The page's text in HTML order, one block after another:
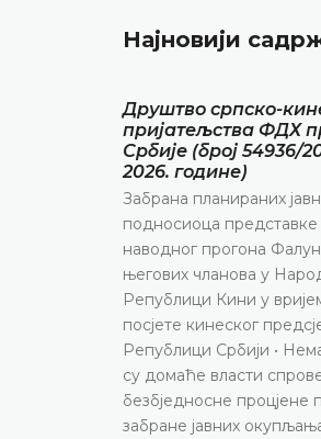
Најновији
Друштво српско-
пријатељства ФДХ
Србије (број 54936/
2026. године)
Забрана планираних
подносиоца представке
наводног прогона Фалун
његових чланова у
Републици Кини у
посјете кинеског
Републици Србији •
су домаће власти
безбједносне процјене
забране јавних